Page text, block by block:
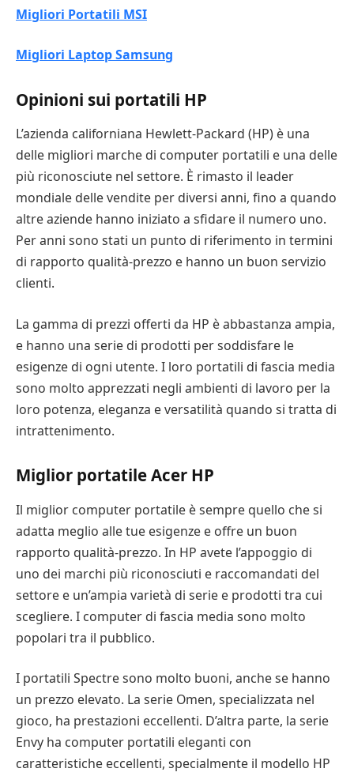
Migliori Portatili MSI
Migliori Laptop Samsung
Opinioni sui portatili HP
L’azienda californiana Hewlett-Packard (HP) è una
delle migliori marche di computer portatili e una delle
più riconosciute nel settore. È rimasto il leader
mondiale delle vendite per diversi anni, fino a quando
altre aziende hanno iniziato a sfidare il numero uno.
Per anni sono stati un punto di riferimento in termini
di rapporto qualità-prezzo e hanno un buon servizio
clienti.
La gamma di prezzi offerti da HP è abbastanza ampia,
e hanno una serie di prodotti per soddisfare le
esigenze di ogni utente. I loro portatili di fascia media
sono molto apprezzati negli ambienti di lavoro per la
loro potenza, eleganza e versatilità quando si tratta di
intrattenimento.
Miglior portatile Acer HP
Il miglior computer portatile è sempre quello che si
adatta meglio alle tue esigenze e offre un buon
rapporto qualità-prezzo. In HP avete l’appoggio di
uno dei marchi più riconosciuti e raccomandati del
settore e un’ampia varietà di serie e prodotti tra cui
scegliere. I computer di fascia media sono molto
popolari tra il pubblico.
I portatili Spectre sono molto buoni, anche se hanno
un prezzo elevato. La serie Omen, specializzata nel
gioco, ha prestazioni eccellenti. D’altra parte, la serie
Envy ha computer portatili eleganti con
caratteristiche eccellenti, specialmente il modello HP